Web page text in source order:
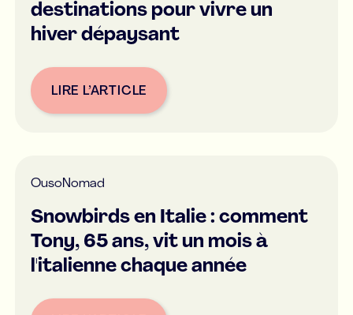
destinations pour vivre un
hiver dépaysant
Button Text
LIRE L’ARTICLE
OusoNomad
Snowbirds en Italie : comment
Tony, 65 ans, vit un mois à
l'italienne chaque année